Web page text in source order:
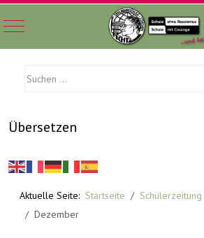
Mobile Menu Toggle
Übersetzen
Aktuelle Seite: Startseite Schülerzeitung
Dezember